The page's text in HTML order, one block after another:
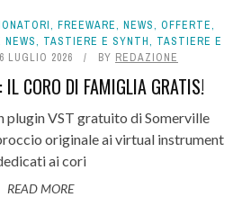
, FREEWARE, NEWS, OFFERTE,
NEWS, TASTIERE E SYNTH, TASTIERE E
6 LUGLIO 2026 BY REDAZIONE
IL CORO DI FAMIGLIA GRATIS!
plugin VST gratuito di Somerville
originale ai virtual instrument
ai cori
READ MORE